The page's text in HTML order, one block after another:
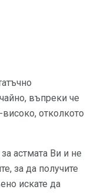
въпреки че
отколкото
астмата Ви и не
за да получите
искате да